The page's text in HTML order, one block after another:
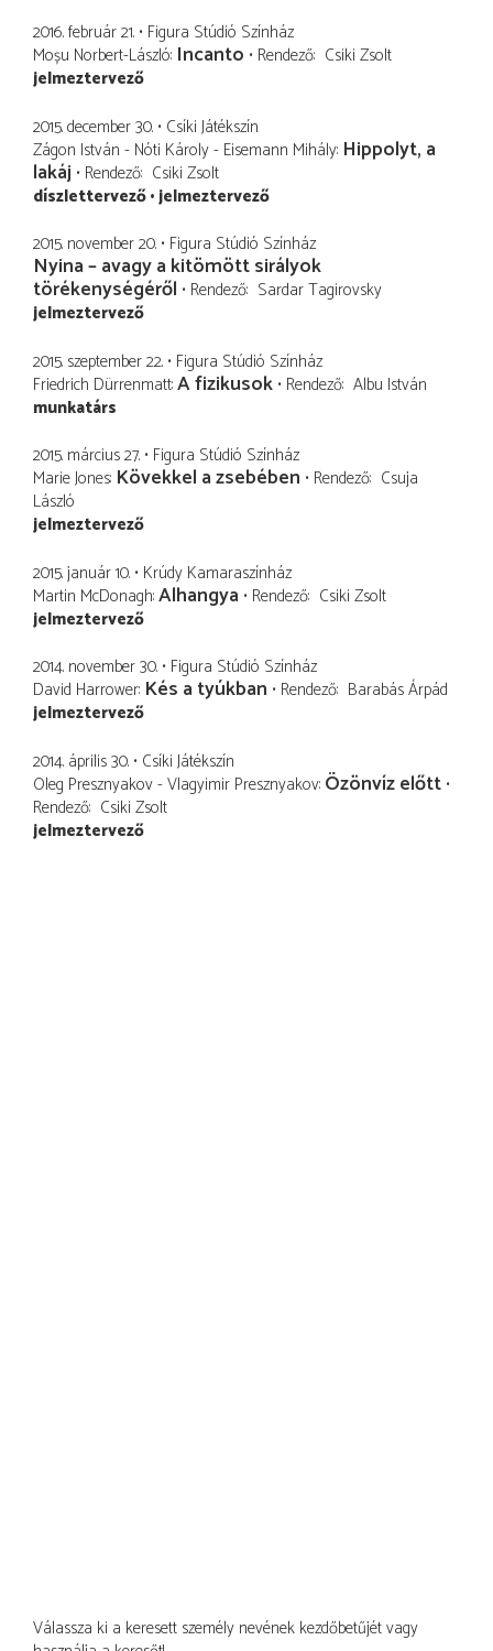
2016. február 21. Figura Stúdió Színház
Moșu Norbert-László Incanto Rendező Csiki Zsolt
jelmeztervező
2015. december 30. Csíki Játékszín
Zágon István - Nóti Károly - Eisemann Mihály Hippolyt, a
lakáj Rendező Csiki Zsolt
díszlettervező jelmeztervező
2015. november 20. Figura Stúdió Színház
Nyina – avagy a kitömött sirályok
törékenységéről Rendező Sardar Tagirovsky
jelmeztervező
2015. szeptember 22. Figura Stúdió Színház
Friedrich Dürrenmatt A fizikusok Rendező Albu István
munkatárs
2015. március 27. Figura Stúdió Színház
Marie Jones Kövekkel a zsebében Rendező Csuja
László
jelmeztervező
2015. január 10. Krúdy Kamaraszínház
Martin McDonagh Alhangya Rendező Csiki Zsolt
jelmeztervező
2014. november 30. Figura Stúdió Színház
David Harrower Kés a tyúkban Rendező Barabás Árpád
jelmeztervező
2014. április 30. Csíki Játékszín
Oleg Presznyakov - Vlagyimir Presznyakov Özönvíz előtt
Rendező Csiki Zsolt
jelmeztervező
Válassza ki a keresett személy nevének kezdőbetűjét vagy